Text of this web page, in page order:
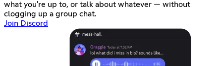
what you're up to, or talk about whatever — without
clogging up a group chat.
Join Discord